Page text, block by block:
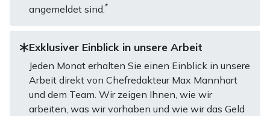
angemeldet sind.*
Exklusiver Einblick in unsere Arbeit
Jeden Monat erhalten Sie einen Einblick in unsere
Arbeit direkt von Chefredakteur Max Mannhart
und dem Team. Wir zeigen Ihnen, wie wir
arbeiten, was wir vorhaben und wie wir das Geld